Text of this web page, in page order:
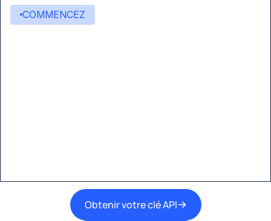
COMMENCEZ
Obtenir votre clé API